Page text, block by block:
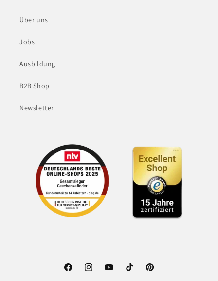
Über uns
Jobs
Ausbildung
B2B Shop
Newsletter
FacebookInstagramYouTubeTikTok Pinterest